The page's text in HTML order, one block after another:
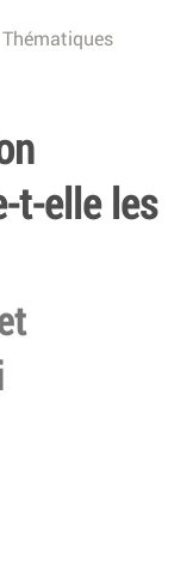
Thématiques
t-elle les